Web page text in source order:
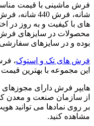
شانه، فرش 440 شانه، فرش فانتزی،
های با کیفیت و به روز در
بوده و در سایزهای
فرش های تک و استوک،
این مجموعه با بهترین
هایپر فرش دارای مجوزهای
از سازمان صنعت و معدن
بر روی نمادها می توانید
مشاهده کنید.